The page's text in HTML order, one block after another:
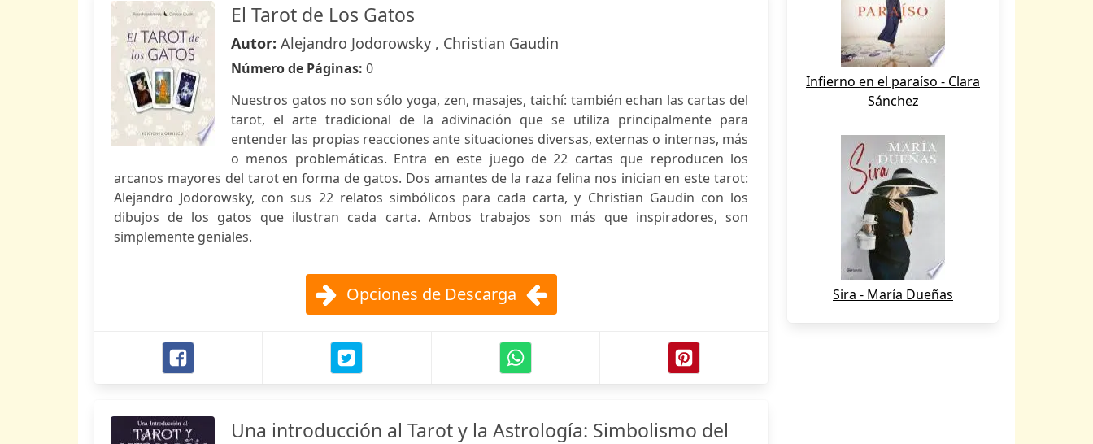
El Tarot de Los Gatos
Autor: Alejandro Jodorowsky , Christian Gaudin
Número de Páginas: 0
Nuestros gatos no son sólo yoga, zen, masajes, taichí: también echan las cartas del
tarot, el arte tradicional de la adivinación que se utiliza principalmente para
entender las propias reacciones ante situaciones diversas, externas o internas, más
o menos problemáticas. Entra en este juego de 22 cartas que reproducen los
arcanos mayores del tarot en forma de gatos. Dos amantes de la raza felina nos inician en este tarot:
Alejandro Jodorowsky, con sus 22 relatos simbólicos para cada carta, y Christian Gaudin con los
dibujos de los gatos que ilustran cada carta. Ambos trabajos son más que inspiradores, son
simplemente geniales.
Opciones de Descarga
Una introducción al Tarot y la Astrología: Simbolismo del
Infierno en el paraíso - Clara
Sánchez
Sira - María Dueñas